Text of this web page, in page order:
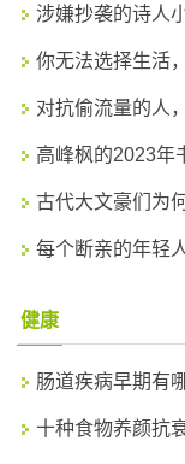
涉嫌抄袭的诗人
你无法选择生活
对抗偷流量的人
高峰枫的2023年
古代大文豪们为
每个断亲的年轻
健康
肠道疾病早期有
十种食物养颜抗